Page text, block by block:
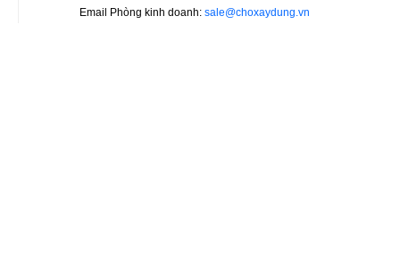
Email Phòng kinh doanh: sale@choxaydung.vn